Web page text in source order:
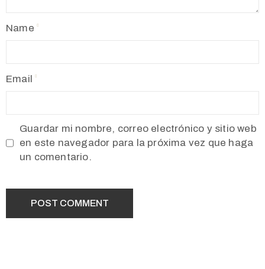
Name
Email
Guardar mi nombre, correo electrónico y sitio web
en este navegador para la próxima vez que haga
un comentario.